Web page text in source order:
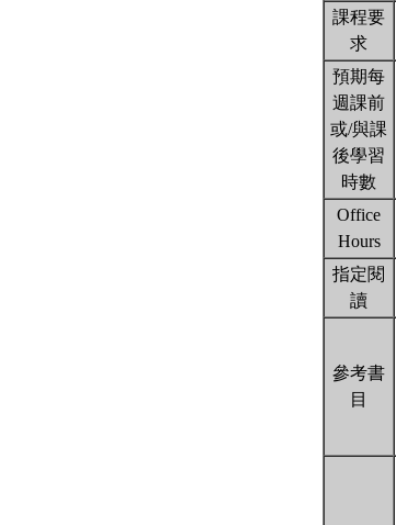
課程要
求
預期每
週課前
或/與課
後學習
時數
Office
Hours
指定閱
讀
參考書
目